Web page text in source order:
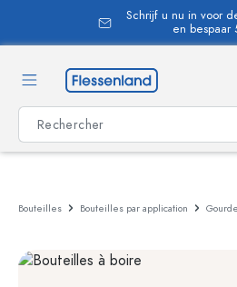
Schrijf u nu in voor
en bespaar
Bouteilles Bouteilles par application